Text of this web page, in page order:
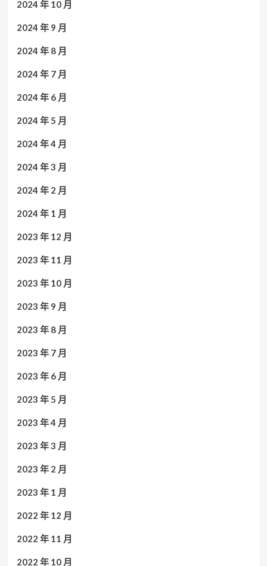
2024 年 10 月
2024 年 9 月
2024 年 8 月
2024 年 7 月
2024 年 6 月
2024 年 5 月
2024 年 4 月
2024 年 3 月
2024 年 2 月
2024 年 1 月
2023 年 12 月
2023 年 11 月
2023 年 10 月
2023 年 9 月
2023 年 8 月
2023 年 7 月
2023 年 6 月
2023 年 5 月
2023 年 4 月
2023 年 3 月
2023 年 2 月
2023 年 1 月
2022 年 12 月
2022 年 11 月
2022 年 10 月